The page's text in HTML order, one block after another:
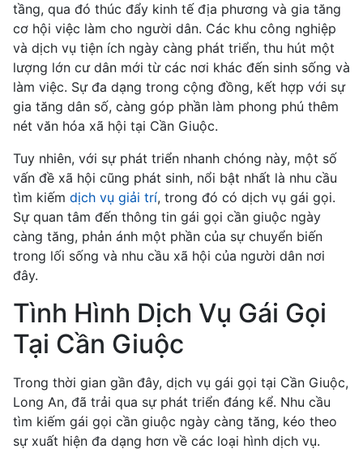
tầng, qua đó thúc đẩy kinh tế địa phương và gia tăng
cơ hội việc làm cho người dân. Các khu công nghiệp
và dịch vụ tiện ích ngày càng phát triển, thu hút một
lượng lớn cư dân mới từ các nơi khác đến sinh sống và
làm việc. Sự đa dạng trong cộng đồng, kết hợp với sự
gia tăng dân số, càng góp phần làm phong phú thêm
nét văn hóa xã hội tại Cần Giuộc.
Tuy nhiên, với sự phát triển nhanh chóng này, một số
vấn đề xã hội cũng phát sinh, nổi bật nhất là nhu cầu
tìm kiếm dịch vụ giải trí, trong đó có dịch vụ gái gọi.
Sự quan tâm đến thông tin gái gọi cần giuộc ngày
càng tăng, phản ánh một phần của sự chuyển biến
trong lối sống và nhu cầu xã hội của người dân nơi
đây.
Tình Hình Dịch Vụ Gái Gọi
Tại Cần Giuộc
Trong thời gian gần đây, dịch vụ gái gọi tại Cần Giuộc,
Long An, đã trải qua sự phát triển đáng kể. Nhu cầu
tìm kiếm gái gọi cần giuộc ngày càng tăng, kéo theo
sự xuất hiện đa dạng hơn về các loại hình dịch vụ.